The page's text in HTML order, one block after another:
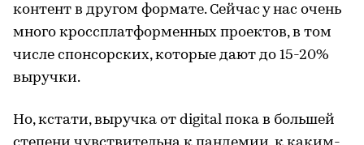
контент в другом формате. Сейчас у нас очень
много кроссплатформенных проектов, в том
числе спонсорских, которые дают до 15-20%
выручки.
Но, кстати, выручка от digital пока в большей